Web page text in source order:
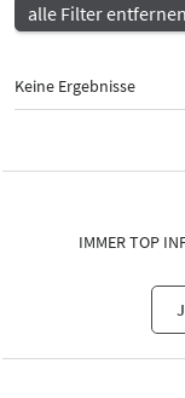
alle Filter entfernen
Keine Ergebnisse
IMMER TOP